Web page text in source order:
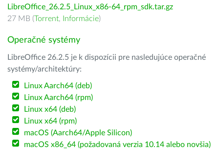
LibreOffice_26.2.5_Linux_x86-64_rpm_sdk.tar.gz
27 MB (Torrent, Informácie)
Operačné systémy
LibreOffice 26.2.5 je k dispozícii pre nasledujúce operačné
systémy/architektúry:
Linux Aarch64 (deb)
Linux Aarch64 (rpm)
Linux x64 (deb)
Linux x64 (rpm)
macOS (Aarch64/Apple Silicon)
macOS x86_64 (požadovaná verzia 10.14 alebo novšia)